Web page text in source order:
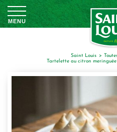
MENU
Saint Louis
tartelette au citron
Panneau de gestion des cookies